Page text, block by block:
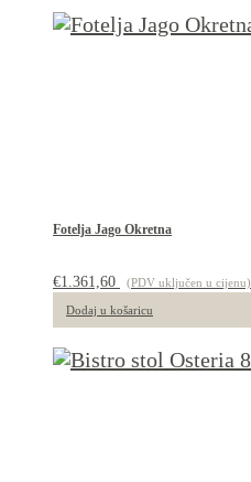
Fotelja Jago Okretna
€1.361,60 (PDV uključen u cijenu)
Dodaj u košaricu